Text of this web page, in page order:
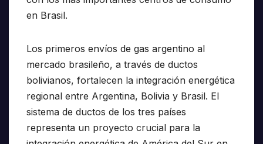
en Brasil.
Los primeros envíos de gas argentino al
mercado brasileño, a través de ductos
bolivianos, fortalecen la integración energética
regional entre Argentina, Bolivia y Brasil. El
sistema de ductos de los tres países
representa un proyecto crucial para la